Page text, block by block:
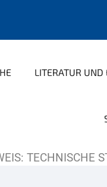
LITERATUR
TECHNISCHE